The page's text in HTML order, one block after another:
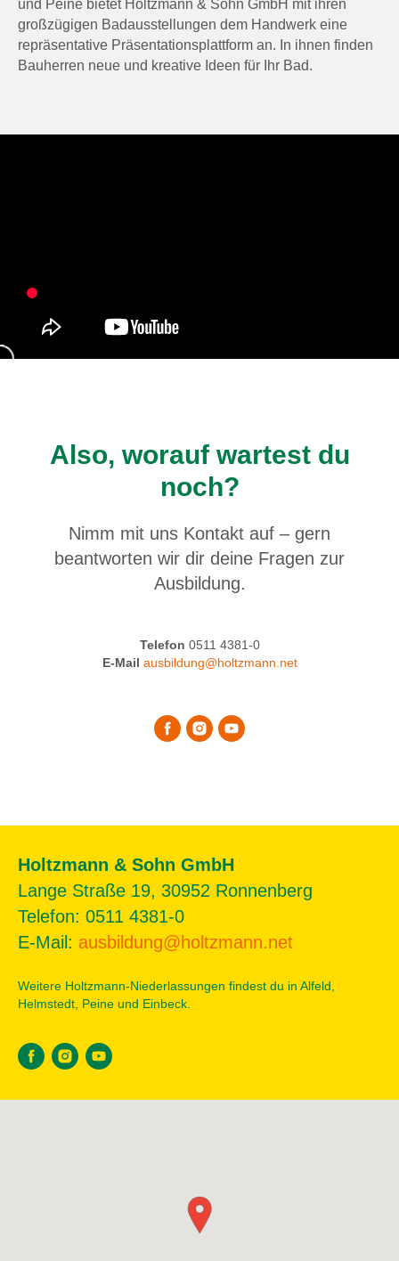
und Peine bietet Holtzmann & Sohn GmbH mit ihren
großzügigen Badausstellungen dem Handwerk eine
repräsentative Präsentationsplattform an. In ihnen finden
Bauherren neue und kreative Ideen für Ihr Bad.
Also, worauf wartest du
noch?
Nimm mit uns Kontakt auf – gern
beantworten wir dir deine Fragen zur
Ausbildung.
Telefon 0511 4381-0
E-Mail ausbildung@holtzmann.net
Holtzmann & Sohn GmbH
Lange Straße 19, 30952 Ronnenberg
Telefon: 0511 4381-0
E-Mail: ausbildung@holtzmann.net
Weitere Holtzmann-Niederlassungen findest du in Alfeld,
Helmstedt, Peine und Einbeck.